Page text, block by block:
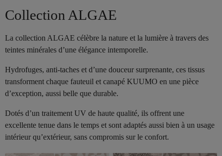
Collection ALGAE
La collection ALGAE célèbre la nature et la lumière à travers des
teintes minérales d’une élégance intemporelle.
Hydrofuges, anti-taches et d’une douceur surprenante, ces tissus
transforment chaque fauteuil et canapé KUUMO en une pièce
d’exception, aussi belle que durable.
Dotés d’un traitement UV de haute qualité, ils offrent une
excellente tenue dans le temps et sont adaptés aussi bien à un usage
intérieur qu’extérieur, sans compromis sur le confort.